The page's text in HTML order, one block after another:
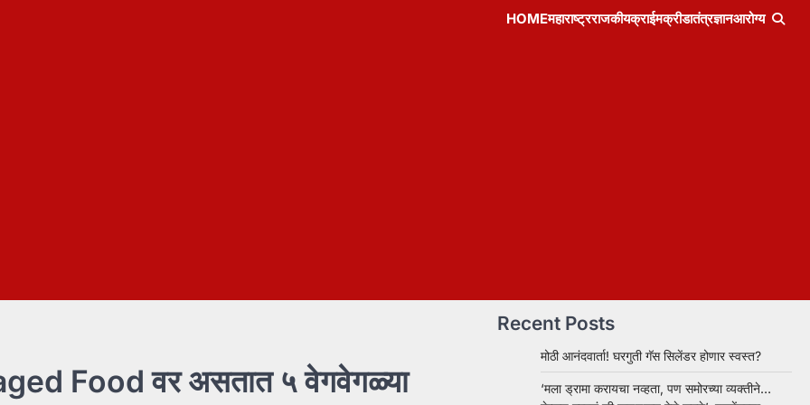
HOMEमहाराष्ट्रराजकीयक्राईमक्रीडातंत्रज्ञानआरोग्य
Food वर असतात ५ वेगवेगळ्या
Recent Posts
मोठी आनंदवार्ता! घरगुती गॅस सिलेंडर होणार स्वस्त?
‘मला ड्रामा करायचा नव्हता, पण समोरच्या व्यक्तीने…